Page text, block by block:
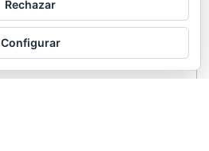
Rechazar
Configurar